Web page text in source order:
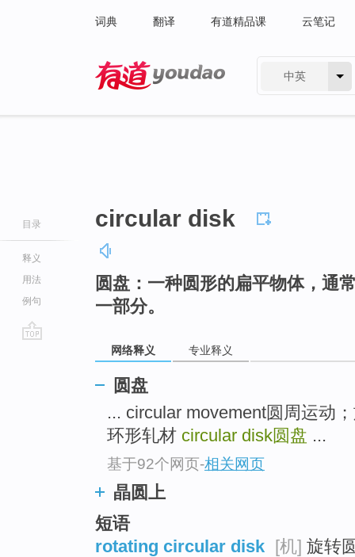
词典 翻译 有道精品课 云笔记
中英
目录
释义
用法
例句
circular disk
圆盘：一种圆形的扁平物体，通
一部分。
网络释义 专业释义
圆盘
... circular movement圆周运动
环形轧材 circular disk圆盘 ...
基于92个网页-相关网页
晶圆上
短语
rotating circular disk [机] 旋转